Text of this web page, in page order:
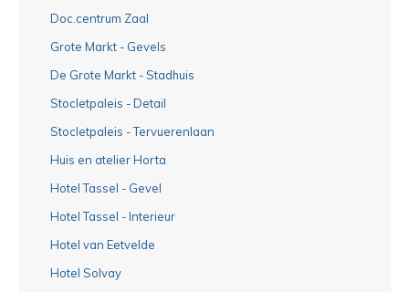
Doc.centrum Zaal
Grote Markt - Gevels
De Grote Markt - Stadhuis
Stocletpaleis - Detail
Stocletpaleis - Tervuerenlaan
Huis en atelier Horta
Hotel Tassel - Gevel
Hotel Tassel - Interieur
Hotel van Eetvelde
Hotel Solvay